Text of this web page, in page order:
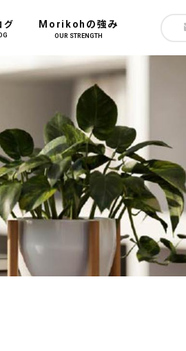
グ Morikohの強み
OUR STRENGTH